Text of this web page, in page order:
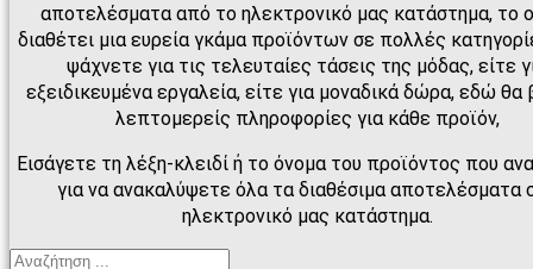
αποτελέσματα από το ηλεκτρονικό μας κατάστημα, το
διαθέτει μια ευρεία γκάμα προϊόντων σε πολλές
ψάχνετε για τις τελευταίες τάσεις της μόδας, είτε
εξειδικευμένα εργαλεία, είτε για μοναδικά δώρα, εδώ θα
λεπτομερείς πληροφορίες για κάθε προϊόν,
Εισάγετε τη λέξη-κλειδί ή το όνομα του προϊόντος που
για να ανακαλύψετε όλα τα διαθέσιμα αποτελέσματα
ηλεκτρονικό μας κατάστημα.
Search